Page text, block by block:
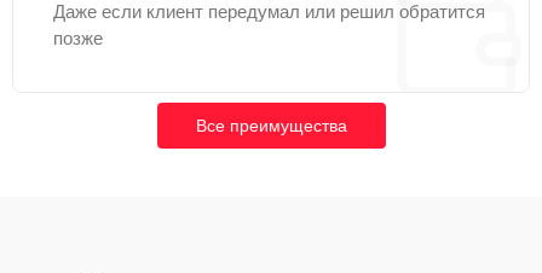
Даже если клиент передумал или решил обратится
позже
Все преимущества